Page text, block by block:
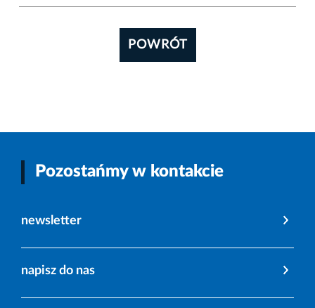
POWRÓT
Pozostańmy w kontakcie
newsletter
napisz do nas